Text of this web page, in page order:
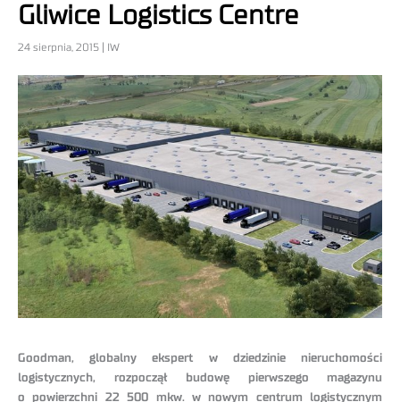
Gliwice Logistics Centre
24 sierpnia, 2015 | IW
Goodman, globalny ekspert w dziedzinie nieruchomości
logistycznych, rozpoczął budowę pierwszego magazynu
o powierzchni 22 500 mkw. w nowym centrum logistycznym